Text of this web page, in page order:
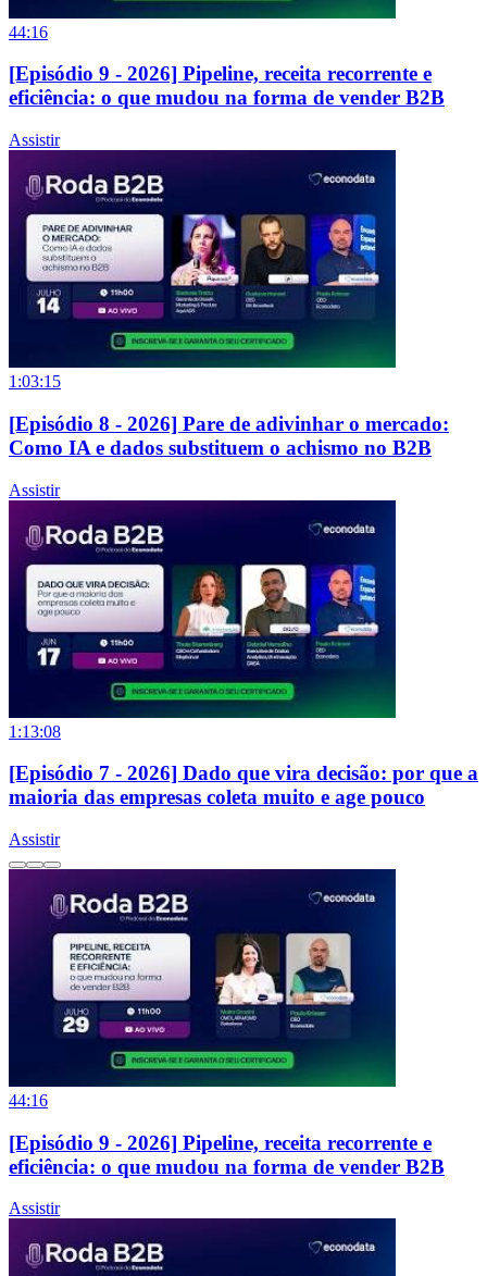
44:16
[Episódio 9 - 2026] Pipeline, receita recorrente e
eficiência: o que mudou na forma de vender B2B
Assistir
1:03:15
[Episódio 8 - 2026] Pare de adivinhar o mercado:
Como IA e dados substituem o achismo no B2B
Assistir
1:13:08
[Episódio 7 - 2026] Dado que vira decisão: por que a
maioria das empresas coleta muito e age pouco
Assistir
44:16
[Episódio 9 - 2026] Pipeline, receita recorrente e
eficiência: o que mudou na forma de vender B2B
Assistir